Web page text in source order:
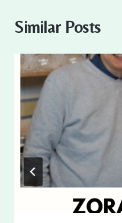
Similar Posts